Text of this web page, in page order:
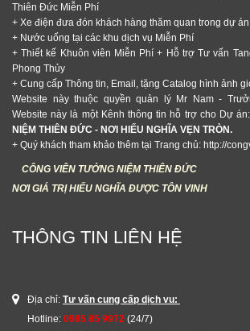
Thiên Đức Miễn Phí
+ Xe điện đưa đón khách hàng thăm quan trong dự
+ Nước uống tại các khu dịch vụ Miễn Phí
+ Thiết kế Khuôn viên Miễn Phí + Hỗ trợ Tư vấn
Phong Thủy
+ Cung cấp Thông tin, Email, tặng Catalog hình ảnh
Website này thuộc quyền quản lý Mr Nam -
Website này là một Kênh thông tin hỗ trợ cho Dự án:
NIỆM THIÊN ĐỨC - NƠI HIẾU NGHĨA VẸN TRÒN.
+ Quý khách tham khảo thêm tại Trang chủ: http://
CÔNG VIÊN TƯỞNG NIỆM THIÊN ĐỨC
NƠI GIÁ TRỊ HIẾU NGHĨA ĐƯỢC TÔN VINH
THÔNG TIN LIÊN HỆ
Địa chỉ: Tư vấn cung cấp dịch vu:
Hotline: 0985 85 9972 (24/7)